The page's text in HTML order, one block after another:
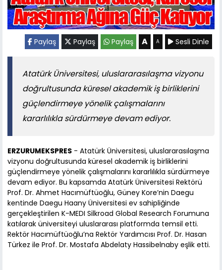
Paylaş Paylaş Paylaş A A Sesli Dinle
Atatürk Üniversitesi, uluslararasılaşma vizyonu
doğrultusunda küresel akademik iş birliklerini
güçlendirmeye yönelik çalışmalarını
kararlılıkla sürdürmeye devam ediyor.
ERZURUMEKSPRES - Atatürk Üniversitesi, uluslararasılaşma
vizyonu doğrultusunda küresel akademik iş birliklerini
güçlendirmeye yönelik çalışmalarını kararlılıkla sürdürmeye
devam ediyor. Bu kapsamda Atatürk Üniversitesi Rektörü
Prof. Dr. Ahmet Hacımüftüoğlu, Güney Kore’nin Daegu
kentinde Daegu Haany Üniversitesi ev sahipliğinde
gerçekleştirilen K-MEDI Silkroad Global Research Forumuna
katılarak üniversiteyi uluslararası platformda temsil etti.
Rektör Hacımüftüoğlu’na Rektör Yardımcısı Prof. Dr. Hasan
Türkez ile Prof. Dr. Mostafa Abdelaty Hassibelnaby eşlik etti.